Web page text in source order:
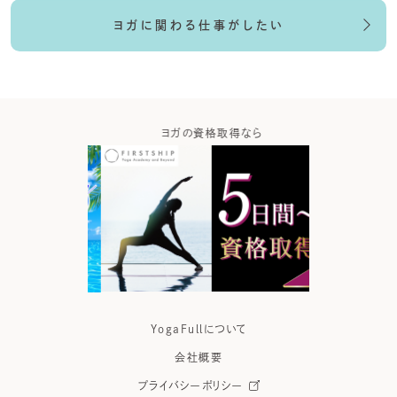
ヨガに関わる仕事がしたい
ヨガの資格取得なら
YogaFullについて
会社概要
プライバシーポリシー